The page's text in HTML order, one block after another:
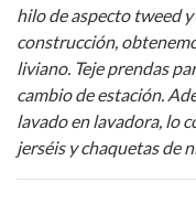
hilo de aspecto tweed
construcción,
liviano. Teje prendas
cambio de estación.
lavado en lavadora, lo
jerséis y chaquetas de